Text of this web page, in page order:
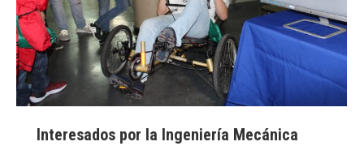
Interesados por la Ingeniería Mecánica